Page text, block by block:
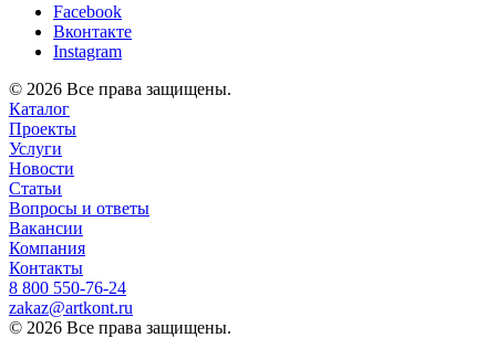
Facebook
Вконтакте
Instagram
© 2026 Все права защищены.
Каталог
Проекты
Услуги
Новости
Статьи
Вопросы и ответы
Вакансии
Компания
Контакты
8 800 ‎550-76-24
zakaz@artkont.ru
© 2026 Все права защищены.